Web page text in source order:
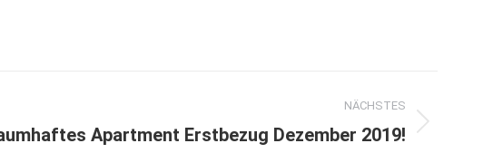
NÄCHSTES
Apartment Erstbezug Dezember 2019!